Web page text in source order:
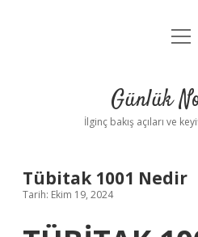
Yasal
Günlük
İlginç bakış açıları ve
Tübitak 1001 Nedir
Tarih: Ekim 19, 2024